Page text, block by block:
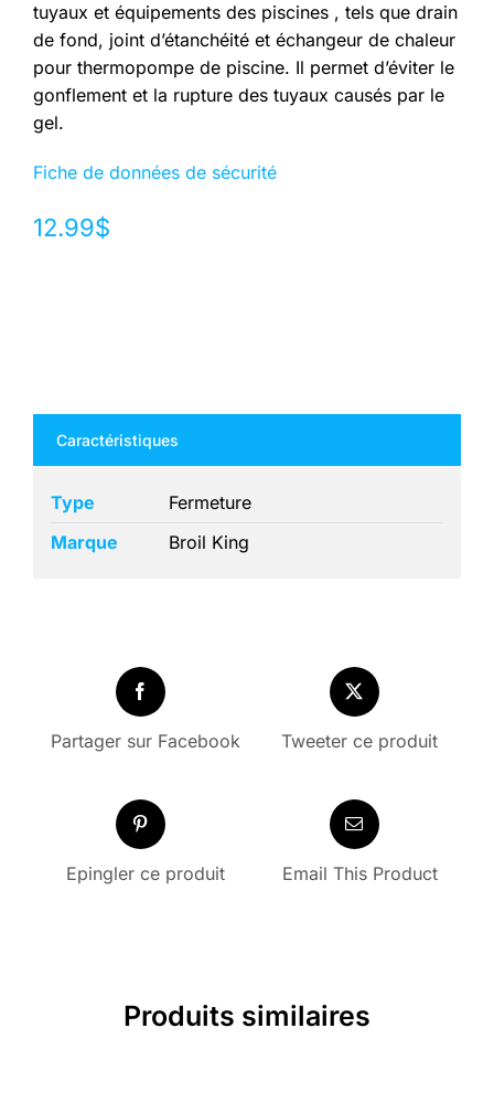
tuyaux et équipements des piscines , tels que drain
de fond, joint d’étanchéité et échangeur de chaleur
pour thermopompe de piscine. Il permet d’éviter le
gonflement et la rupture des tuyaux causés par le
gel.
Fiche de données de sécurité
12.99$
Caractéristiques
Type
Fermeture
Marque
Broil King
Partager sur Facebook Tweeter ce produit
Epingler ce produit Email This Product
Produits similaires